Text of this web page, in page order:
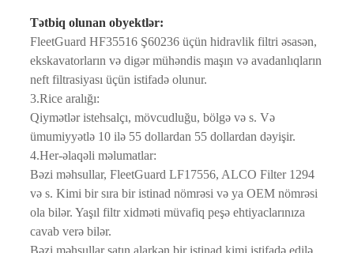
Tətbiq olunan obyektlər:
FleetGuard HF35516 Ş60236 üçün hidravlik filtri əsasən,
ekskavatorların və digər mühəndis maşın və avadanlıqların
neft filtrasiyası üçün istifadə olunur.
3.Rice aralığı:
Qiymətlər istehsalçı, mövcudluğu, bölgə və s. Və
ümumiyyətlə 10 ilə 55 dollardan 55 dollardan dəyişir.
4.Her-əlaqəli məlumatlar:
Bəzi məhsullar, FleetGuard LF17556, ALCO Filter 1294
və s. Kimi bir sıra bir istinad nömrəsi və ya OEM nömrəsi
ola bilər. Yaşıl filtr xidməti müvafiq peşə ehtiyaclarınıza
cavab verə bilər.
Bəzi məhsullar satın alarkən bir istinad kimi istifadə edilə